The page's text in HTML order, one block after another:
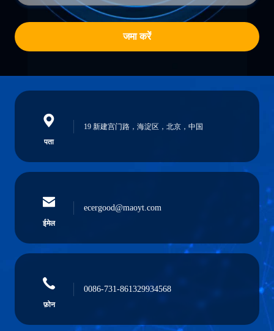
जमा करें
पता
19 新建宫门路，海淀区，北京，中国
ईमेल
ecergood@maoyt.com
फ़ोन
0086-731-861329934568